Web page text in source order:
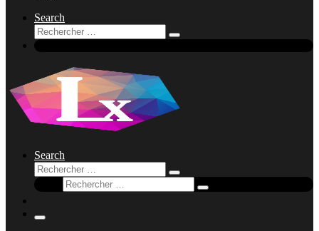
Search
Rechercher
Rechercher
…
Search
Rechercher
Rechercher
Rechercher
Rechercher
Menu